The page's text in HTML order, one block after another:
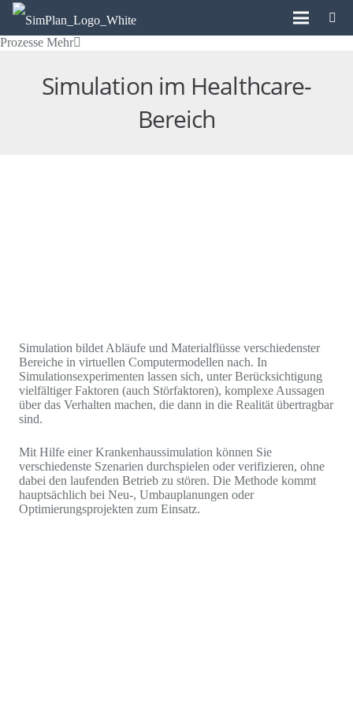
Simulation im Gesundheitswesen -
Optimieren Sie Ihre Systeme und
Prozesse Mehr
Simulation im Healthcare-
Bereich
Simulation bildet Abläufe und Materialflüsse verschiedenster
Bereiche in virtuellen Computermodellen nach. In
Simulationsexperimenten lassen sich, unter Berücksichtigung
vielfältiger Faktoren (auch Störfaktoren), komplexe Aussagen
über das Verhalten machen, die dann in die Realität übertragbar
sind.
Mit Hilfe einer Krankenhaussimulation können Sie
verschiedenste Szenarien durchspielen oder verifizieren, ohne
dabei den laufenden Betrieb zu stören. Die Methode kommt
hauptsächlich bei Neu-, Umbauplanungen oder
Optimierungsprojekten zum Einsatz.